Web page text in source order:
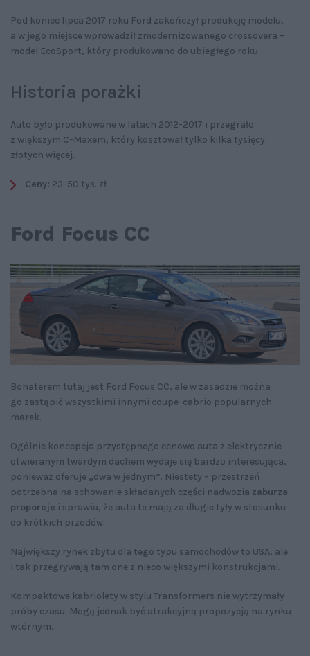
Pod koniec lipca 2017 roku Ford zakończył produkcję modelu,
a w jego miejsce wprowadził zmodernizowanego crossovera –
model EcoSport, który produkowano do ubiegłego roku.
Historia porażki
Auto było produkowane w latach 2012-2017 i przegrało
z większym C-Maxem, który kosztował tylko kilka tysięcy
złotych więcej.
Ceny: 23-50 tys. zł
Ford Focus CC
Bohaterem tutaj jest Ford Focus CC, ale w zasadzie można
go zastąpić wszystkimi innymi coupe-cabrio popularnych
marek.
Ogólnie koncepcja przystępnego cenowo auta z elektrycznie
otwieranym twardym dachem wydaje się bardzo interesująca,
ponieważ oferuje „dwa w jednym”. Niestety – przestrzeń
potrzebna na schowanie składanych części nadwozia zaburza
proporcje i sprawia, że auta te mają za długie tyły w stosunku
do krótkich przodów.
Największy rynek zbytu dla tego typu samochodów to USA, ale
i tak przegrywają tam one z nieco większymi konstrukcjami.
Kompaktowe kabriolety w stylu Transformers nie wytrzymały
próby czasu. Mogą jednak być atrakcyjną propozycją na rynku
wtórnym.